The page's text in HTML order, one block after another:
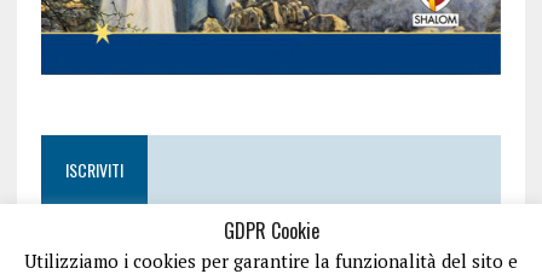
ISCRIVITI
GDPR Cookie
Utilizziamo i cookies per garantire la funzionalità del sito e